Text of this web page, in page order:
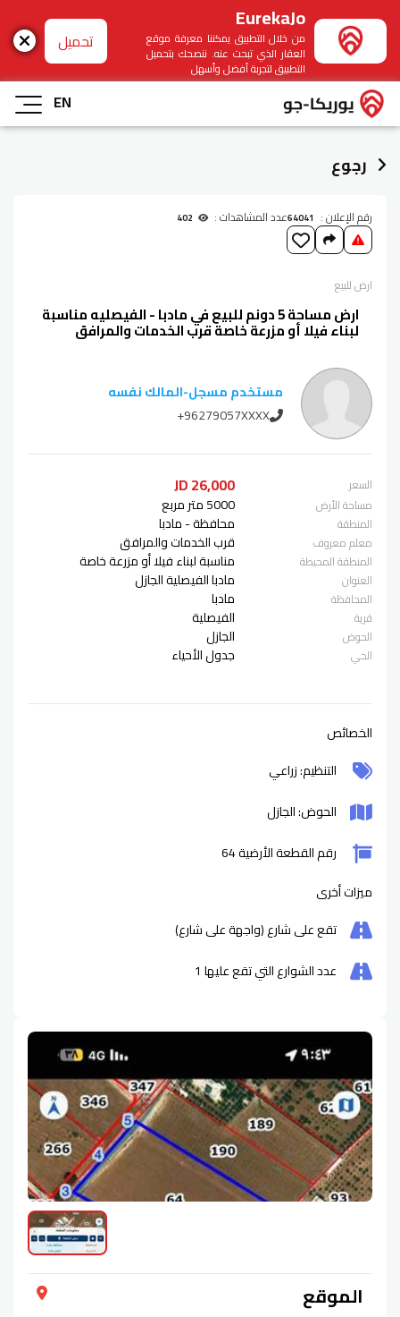
EurekaJo
من خلال التطبيق يمكننا معرفة موقع
العقار الذي تبحث عنه. ننصحك بتحميل
التطبيق لتجربة أفضل وأسهل
تحميل
EN
رجوع
الموقع
رقم الإعلان : 64041عدد المشاهدات :
ارضللبيع
ارض مساحة 5 دونم للبيع في مادبا - الفيصليه مناسبة
لبناء فيلا أو مزرعة خاصة قرب الخدمات والمرافق
مستخدم مسجل-المالك نفسه
+96279057XXXX
السعر 26,000 JD
مساحة الأرض 5000 متر مربع
المنطقة محافظة - مادبا
معلم معروف قرب الخدمات والمرافق
المنطقة المحيطة مناسبة لبناء فيلا أو مزرعة خاصة
العنوان مادبا الفيصلية الجازل
المحافظة مادبا
قرية الفيصلية
الحوض الجازل
الحي جدول الأحياء
الخصائص
التنظيم: زراعي
الحوض: الجازل
رقم القطعة الأرضية 64
ميزات أخرى
تقع على شارع (واجهة على شارع)
عدد الشوارع التي تقع عليها 1